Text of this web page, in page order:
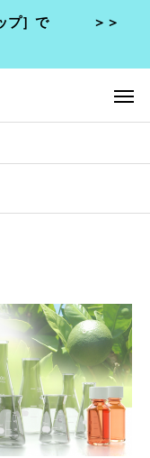
ョップ］で ＞＞